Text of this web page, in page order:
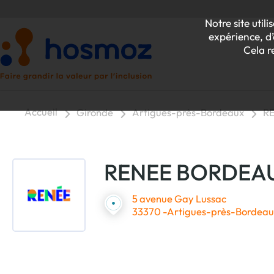
Notre site
expérience,
Cela
Accueil Gironde Artigues-près-Bordeaux
RENEE
5 avenue Gay Lussac
33370 -Artigues-près-